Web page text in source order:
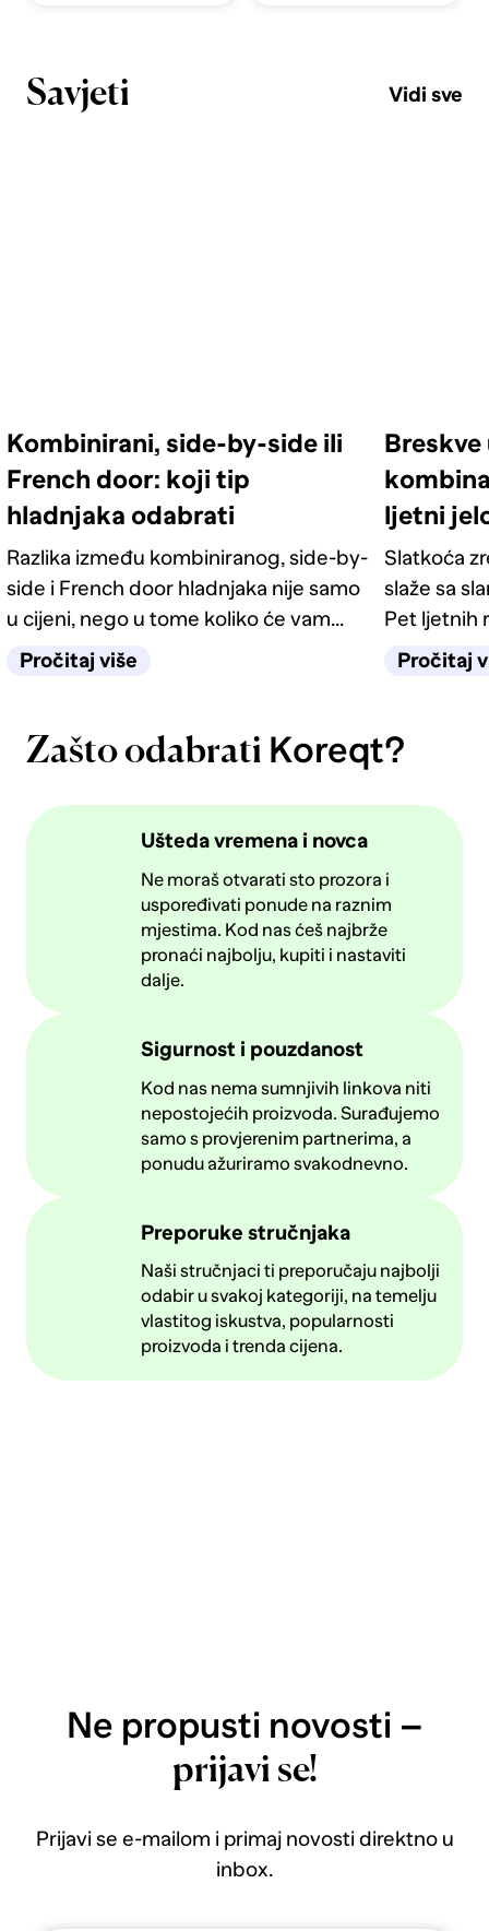
Savjeti Vidi sve
Kombinirani, side-by-side ili
French door: koji tip
hladnjaka odabrati
Razlika između kombiniranog, side-by-
side i French door hladnjaka nije samo
u cijeni, nego u tome koliko će vam
život u kuhinji biti jednostavan
Pročitaj više
ljetni
Slatkoća
slaže sa
Pet ljetnih
kategorije
Pročitaj
Zašto odabrati Koreqt?
Ušteda vremena i novca
Ne moraš otvarati sto prozora i
uspoređivati ponude na raznim
mjestima. Kod nas ćeš najbrže
pronaći najbolju, kupiti i nastaviti
dalje.
Sigurnost i pouzdanost
Kod nas nema sumnjivih linkova niti
nepostojećih proizvoda. Surađujemo
samo s provjerenim partnerima, a
ponudu ažuriramo svakodnevno.
Preporuke stručnjaka
Naši stručnjaci ti preporučaju najbolji
odabir u svakoj kategoriji, na temelju
vlastitog iskustva, popularnosti
proizvoda i trenda cijena.
Ne propusti novosti –
prijavi se!
Prijavi se e-mailom i primaj novosti direktno u
inbox.